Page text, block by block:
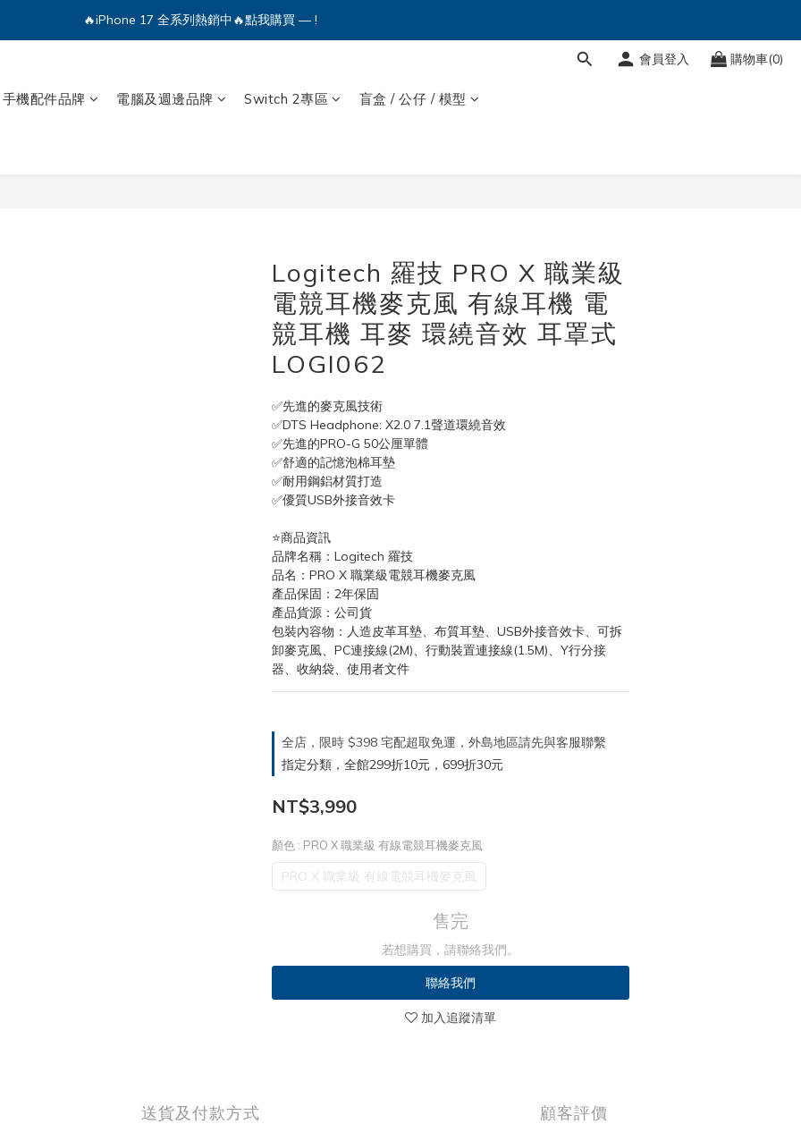
🔥iPhone 17 全系列熱銷中🔥點我購買 — !
💕加入Q哥 Line 新好友領優惠券！🎫
會員登入 購物車(0)
手機配件品牌 電腦及週邊品牌 Switch 2專區 盲盒 / 公仔 / 模型
Logitech 羅技 PRO X 職業級
電競耳機麥克風 有線耳機 電
競耳機 耳麥 環繞音效 耳罩式
LOGI062
✅先進的麥克風技術
✅DTS Headphone: X2.0 7.1聲道環繞音效
✅先進的PRO-G 50公厘單體
✅舒適的記憶泡棉耳墊
✅耐用鋼鋁材質打造
✅優質USB外接音效卡
⭐️商品資訊
品牌名稱：Logitech 羅技
品名：PRO X 職業級電競耳機麥克風
產品保固：2年保固
產品貨源：公司貨
包裝內容物：人造皮革耳墊、布質耳墊、USB外接音效卡、可拆
卸麥克風、PC連接線(2M)、行動裝置連接線(1.5M)、Y行分接
器、收納袋、使用者文件
全店，限時 $398 宅配超取免運，外島地區請先與客服聯繫
指定分類，全館299折10元，699折30元
NT$3,990
顏色 : PRO X 職業級 有線電競耳機麥克風
PRO X 職業級 有線電競耳機麥克風
售完
若想購買，請聯絡我們。
聯絡我們
加入追蹤清單
送貨及付款方式 顧客評價